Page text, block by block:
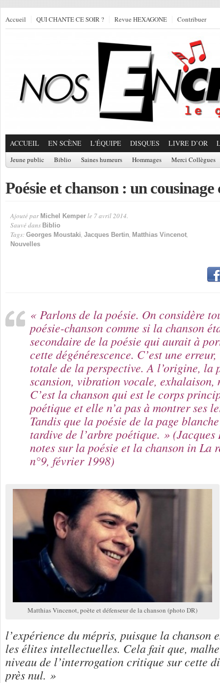
Accueil QUI CHANTE CE SOIR ? Revue HEXAGONE Contribuer
ACCUEIL EN SCÈNE L'ÉQUIPE DISQUES LIVRE D’OR
Jeune public Biblio Saines humeurs Hommages Merci Collègues
Poésie et chanson : un
Ajouté par Michel Kemper le 7 avril 2014.
Sauvé dans Biblio
Tags: Georges Moustaki, Jacques Bertin, Matthias Vincenot,
Nouvelles
« Parlons de la poésie. On considère
poésie-chanson comme si la chanson
secondaire de la poésie qui aurait à
cette dégénérescence. C’est une
totale de la perspective. A l’origine, la
scansion, vibration vocale, exhalaison,
C’est la chanson qui est le corps
poétique et elle n’a pas à montrer ses
Tandis que la poésie de la page
tardive de l’arbre poétique. »
notes sur la poésie et la chanson in La
n°9, février 1998)
Matthias Vincenot, poète et défenseur de la chanson (photo DR)
l’expérience du mépris, puisque la chanson
les élites intellectuelles. Cela fait que,
niveau de l’interrogation critique sur cette
près nul. »